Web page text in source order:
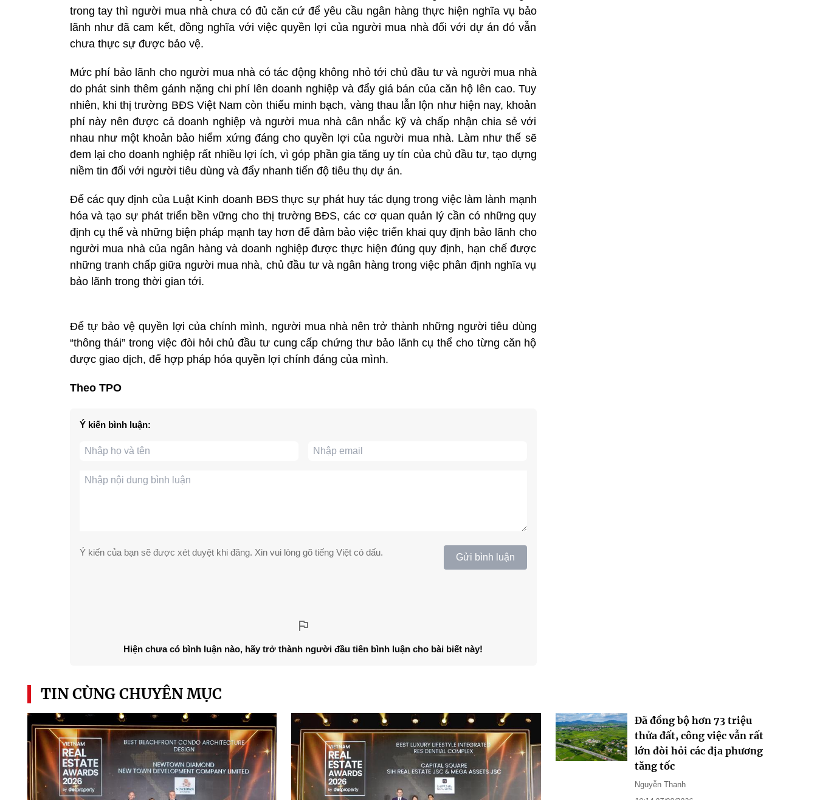
trong tay thì người mua nhà chưa có đủ căn cứ để yêu cầu ngân hàng thực hiện nghĩa vụ bảo
lãnh như đã cam kết, đồng nghĩa với việc quyền lợi của người mua nhà đối với dự án đó vẫn
chưa thực sự được bảo vệ.
Mức phí bảo lãnh cho người mua nhà có tác động không nhỏ tới chủ đầu tư và người mua nhà
do phát sinh thêm gánh nặng chi phí lên doanh nghiệp và đẩy giá bán của căn hộ lên cao. Tuy
nhiên, khi thị trường BĐS Việt Nam còn thiếu minh bạch, vàng thau lẫn lộn như hiện nay, khoản
phí này nên được cả doanh nghiệp và người mua nhà cân nhắc kỹ và chấp nhận chia sẻ với
nhau như một khoản bảo hiểm xứng đáng cho quyền lợi của người mua nhà. Làm như thế sẽ
đem lại cho doanh nghiệp rất nhiều lợi ích, vì góp phần gia tăng uy tín của chủ đầu tư, tạo dựng
niềm tin đối với người tiêu dùng và đẩy nhanh tiến độ tiêu thụ dự án.
Để các quy định của Luật Kinh doanh BĐS thực sự phát huy tác dụng trong việc làm lành mạnh
hóa và tạo sự phát triển bền vững cho thị trường BĐS, các cơ quan quản lý cần có những quy
định cụ thể và những biện pháp mạnh tay hơn để đảm bảo việc triển khai quy định bảo lãnh cho
người mua nhà của ngân hàng và doanh nghiệp được thực hiện đúng quy định, hạn chế được
những tranh chấp giữa người mua nhà, chủ đầu tư và ngân hàng trong việc phân định nghĩa vụ
bảo lãnh trong thời gian tới.
Để tự bảo vệ quyền lợi của chính mình, người mua nhà nên trở thành những người tiêu dùng
“thông thái” trong việc đòi hỏi chủ đầu tư cung cấp chứng thư bảo lãnh cụ thể cho từng căn hộ
được giao dịch, để hợp pháp hóa quyền lợi chính đáng của mình.
Theo TPO
Ý kiến bình luận:
Ý kiến của bạn sẽ được xét duyệt khi đăng. Xin vui lòng gõ tiếng Việt có dấu. Gửi bình luận
Hiện chưa có bình luận nào, hãy trở thành người đầu tiên bình luận cho bài biết này!
TIN CÙNG CHUYÊN MỤC
Đã đồng bộ hơn 73 triệu
thửa đất, công việc vẫn rất
lớn đòi hỏi các địa phương
tăng tốc
Nguyễn Thanh